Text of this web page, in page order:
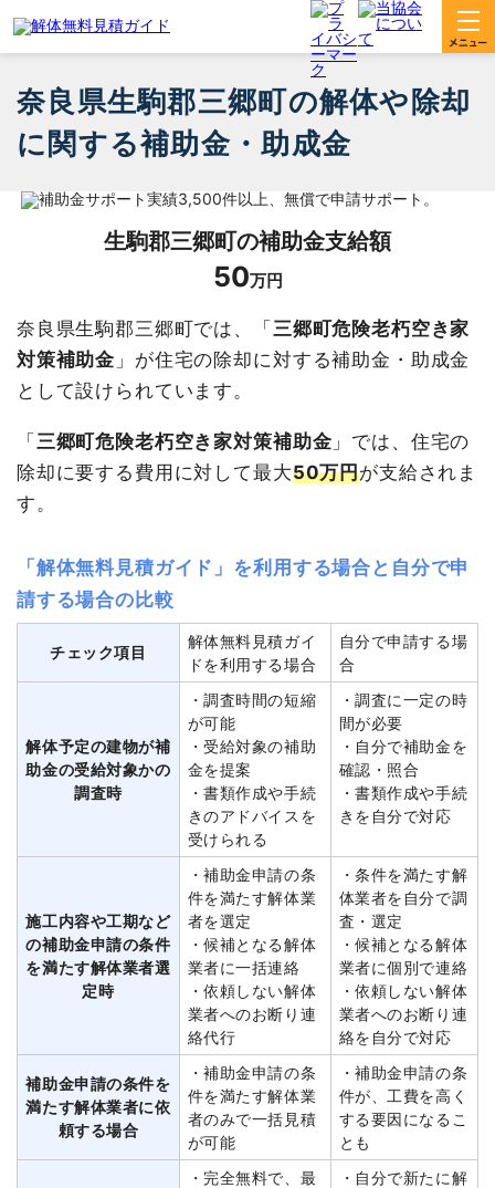
奈良県生駒郡三郷町の解体や除却
に関する補助金・助成金
生駒郡三郷町の補助金支給額
50万円
奈良県生駒郡三郷町では、「三郷町危険老朽空き家
対策補助金 」が住宅の除却に対する補助金・助成金
として設けられています。
「三郷町危険老朽空き家対策補助金 」では、住宅の
除却に要する費用に対して最大50万円が支給されま
す。
「解体無料見積ガイド」を利用する場合と自分で申
請する場合の比較
チェック項目
解体無料見積ガイ
ドを利用する場合
自分で申請する場
合
解体予定の建物が補
助金の受給対象かの
調査時
・調査時間の短縮
が可能
・受給対象の補助
金を提案
・書類作成や手続
きのアドバイスを
受けられる
・調査に一定の時
間が必要
・自分で補助金を
確認・照合
・書類作成や手続
きを自分で対応
施工内容や工期など
の補助金申請の条件
を満たす解体業者選
定時
・補助金申請の条
件を満たす解体業
者を選定
・候補となる解体
業者に一括連絡
・依頼しない解体
業者へのお断り連
絡代行
・条件を満たす解
体業者を自分で調
査・選定
・候補となる解体
業者に個別で連絡
・依頼しない解体
業者へのお断り連
絡を自分で対応
補助金申請の条件を
満たす解体業者に依
頼する場合
・補助金申請の条
件を満たす解体業
者のみで一括見積
が可能
・補助金申請の条
件が、工費を高く
する要因になるこ
とも
・完全無料で、最
・自分で新たに解